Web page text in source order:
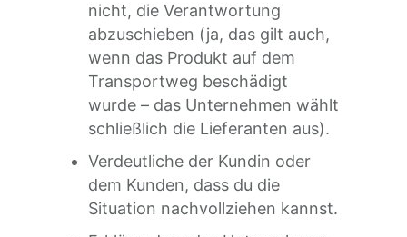
nicht, die Verantwortung
abzuschieben (ja, das gilt auch,
wenn das Produkt auf dem
Transportweg beschädigt
wurde – das Unternehmen wählt
schließlich die Lieferanten aus).
Verdeutliche der Kundin oder
dem Kunden, dass du die
Situation nachvollziehen kannst.